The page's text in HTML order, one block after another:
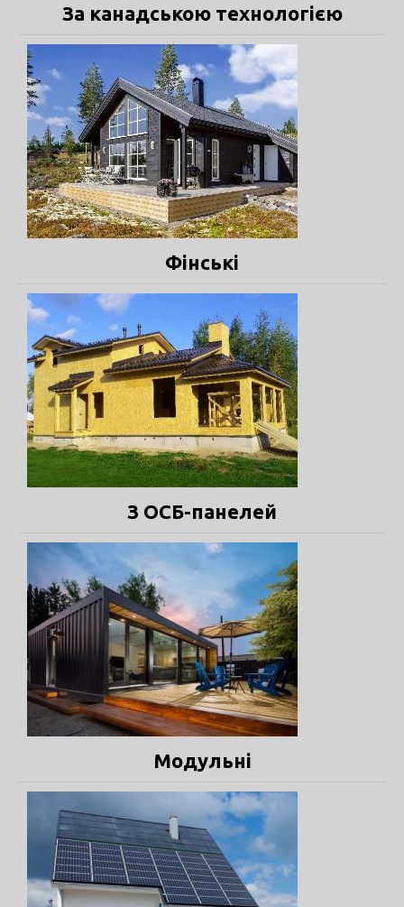
За канадською технологією
Фінські
З ОСБ-панелей
Модульні